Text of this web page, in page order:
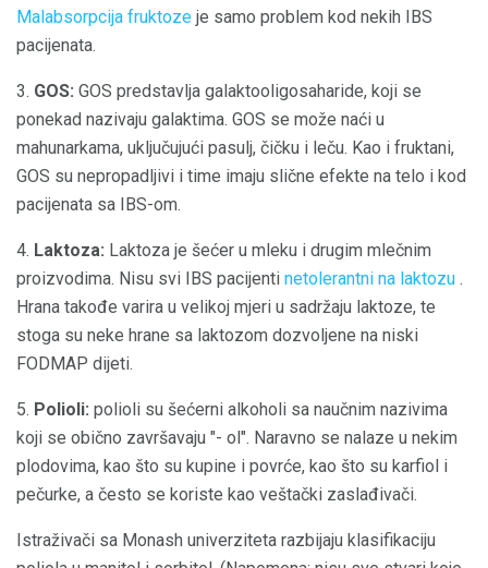
Malabsorpcija fruktoze je samo problem kod nekih IBS
pacijenata.
3. GOS: GOS predstavlja galaktooligosaharide, koji se
ponekad nazivaju galaktima. GOS se može naći u
mahunarkama, uključujući pasulj, čičku i leču. Kao i fruktani,
GOS su nepropadljivi i time imaju slične efekte na telo i kod
pacijenata sa IBS-om.
4. Laktoza: Laktoza je šećer u mleku i drugim mlečnim
proizvodima. Nisu svi IBS pacijenti netolerantni na laktozu .
Hrana takođe varira u velikoj mjeri u sadržaju laktoze, te
stoga su neke hrane sa laktozom dozvoljene na niski
FODMAP dijeti.
5. Polioli: polioli su šećerni alkoholi sa naučnim nazivima
koji se obično završavaju "- ol". Naravno se nalaze u nekim
plodovima, kao što su kupine i povrće, kao što su karfiol i
pečurke, a često se koriste kao veštački zaslađivači.
Istraživači sa Monash univerziteta razbijaju klasifikaciju